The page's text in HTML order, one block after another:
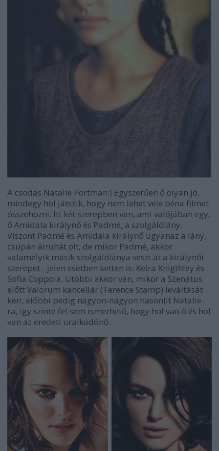
A csodás Natalie Portman:) Egyszerűen ő olyan jó,
mindegy hol játszik, hogy nem lehet vele béna filmet
összehozni. Itt két szerepben van, ami valójában egy,
ő Amidala királynő és Padmé, a szolgálólány.
Viszont Padmé és Amidala királynő ugyanaz a lány,
csupán álruhát ölt, de mikor Padmé, akkor
valamelyik másik szolgálólánya veszi át a királynői
szerepet - jelen esetben ketten is: Keira Knigthley és
Sofia Coppola. Utóbbi akkor van, mikor a Szenátus
előtt Valorum kancellár (Terence Stamp) leváltását
kéri, előbbi pedig nagyon-nagyon hasonlít Natalie-
ra, így szinte fel sem ismerhető, hogy hol van ő és hol
van az eredeti uralkodónő.